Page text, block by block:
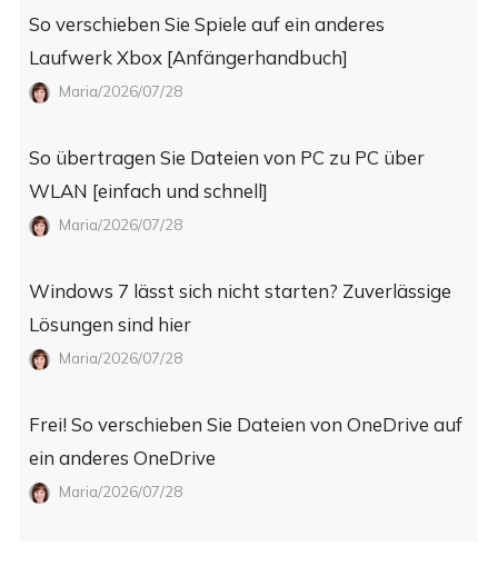
So verschieben Sie Spiele auf ein anderes
Laufwerk Xbox [Anfängerhandbuch]
Maria/2026/07/28
So übertragen Sie Dateien von PC zu PC über
WLAN [einfach und schnell]
Maria/2026/07/28
Windows 7 lässt sich nicht starten? Zuverlässige
Lösungen sind hier
Maria/2026/07/28
Frei! So verschieben Sie Dateien von OneDrive auf
ein anderes OneDrive
Maria/2026/07/28